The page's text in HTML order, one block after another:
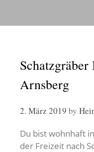
Arnsberg
2. März 2019 by
Du bist wohnhaft
der Freizeit nach